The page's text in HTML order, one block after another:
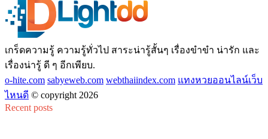
เกร็ดความรู้ ความรู้ทั่วไป สาระน่ารู้สั้นๆ เรื่องขำขำ น่ารัก และ
เรื่องน่ารู้ ดี ๆ อีกเพียบ.
o-hite.com sabyeweb.com webthaiindex.com แทงหวยออนไลน์เว็บ
ไหนดี © copyright 2026
Recent posts